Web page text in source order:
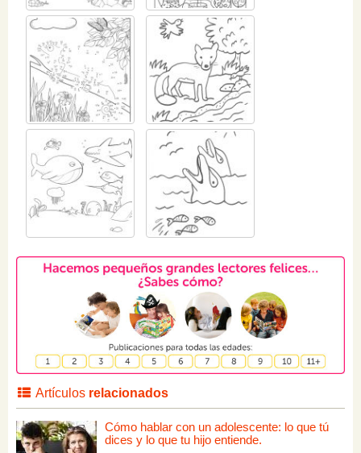
Artículos relacionados
Cómo hablar con un adolescente: lo que tú
dices y lo que tu hijo entiende.